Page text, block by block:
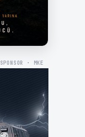
SPONSOR · MKE